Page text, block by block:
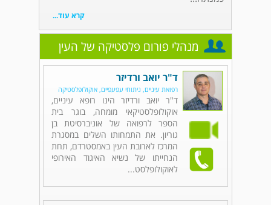
קרא עוד...
מנהלי פורום פלסטיקה של העין
ד"ר יואב ורדיזר
רפואת עיניים, ניתוחי עפעפיים, אוקולופלסטיקה
ד"ר יואב ורדיזר הינו רופא עיניים,
אוקולופלסטיקאי מומחה, בוגר בית
הספר לרפואה של אוניברסיטת בן
גוריון. את התמחותו השלים במסגרת
המרכז לארובת העין באמסטרדם, תחת
הנחייתו של נשיא האיגוד האירופי
לאוקולופלסט...